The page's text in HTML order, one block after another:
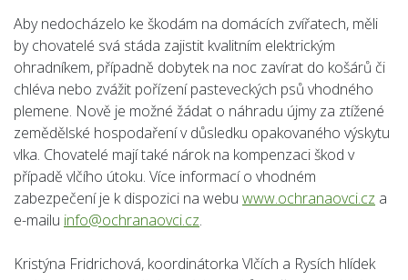
Aby nedocházelo ke škodám na domácích zvířatech, měli
by chovatelé svá stáda zajistit kvalitním elektrickým
ohradníkem, případně dobytek na noc zavírat do košárů či
chléva nebo zvážit pořízení pasteveckých psů vhodného
plemene. Nově je možné žádat o náhradu újmy za ztížené
zemědělské hospodaření v důsledku opakovaného výskytu
vlka. Chovatelé mají také nárok na kompenzaci škod v
případě vlčího útoku. Více informací o vhodném
zabezpečení je k dispozici na webu www.ochranaovci.cz a
e-mailu info@ochranaovci.cz.
Kristýna Fridrichová, koordinátorka Vlčích a Rysích hlídek